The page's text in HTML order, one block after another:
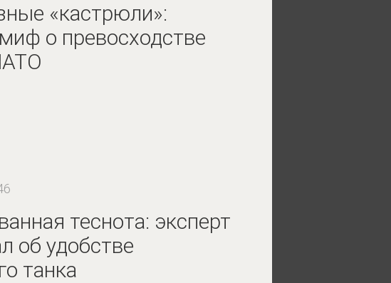
«кастрюли»:
о превосходстве
теснота: эксперт
об удобстве
танка